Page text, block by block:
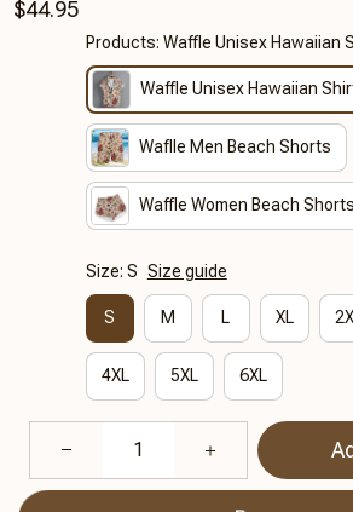
$44.95
Products: Waffle Unisex Hawaiian
Waffle Unisex Hawaiian
Waflle Men Beach Shorts
Waffle Women Beach Shorts
Size: S Size guide
S M L XL
4XL 5XL 6XL